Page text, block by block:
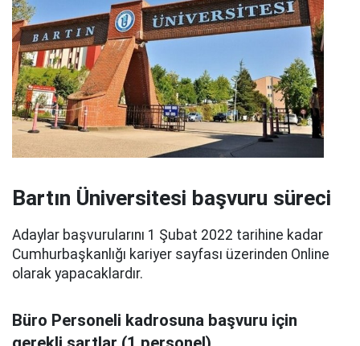
Bartın Üniversitesi başvuru süreci
Adaylar başvurularını 1 Şubat 2022 tarihine kadar
Cumhurbaşkanlığı kariyer sayfası üzerinden Online
olarak yapacaklardır.
Büro Personeli kadrosuna başvuru için